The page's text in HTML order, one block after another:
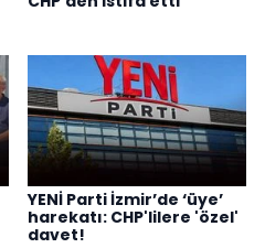
YENİ Parti İzmir’de ‘üye’
harekatı: CHP'lilere 'özel'
davet!